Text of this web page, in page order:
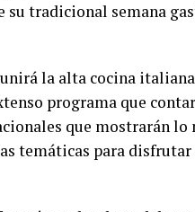
su tradicional semana
la alta cocina
programa que
que mostrarán
temáticas para